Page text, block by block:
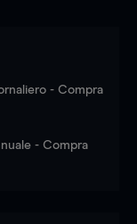
- Compra
- Compra